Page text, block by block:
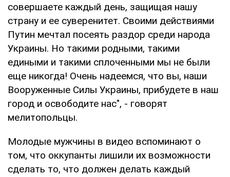
совершаете каждый день, защищая нашу
страну и ее суверенитет. Своими действиями
Путин мечтал посеять раздор среди народа
Украины. Но такими родными, такими
едиными и такими сплоченными мы не были
еще никогда! Очень надеемся, что вы, наши
Вооруженные Силы Украины, прибудете в наш
город и освободите нас", - говорят
мелитопольцы.
Молодые мужчины в видео вспоминают о
том, что оккупанты лишили их возможности
сделать то, что должен делать каждый